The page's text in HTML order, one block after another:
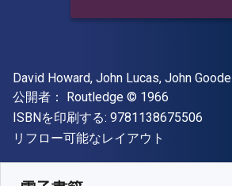
著者
David Howard, John Lucas, John Goode
出版社
公開者： Routledge 著作権
© 1966
ISBNを印刷する: 9781138675506
形式
リフロー可能なレイアウト